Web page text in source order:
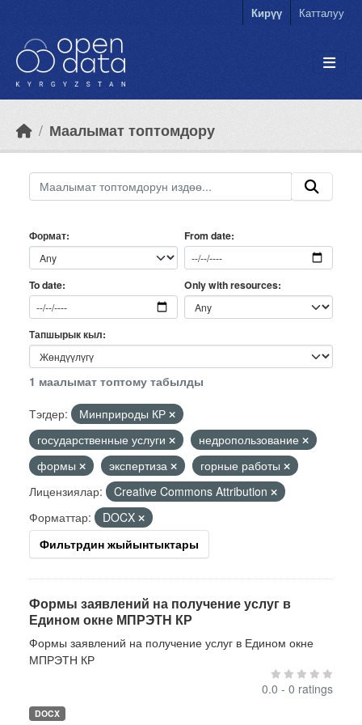
Кирүү Катталуу
Маалымат топтомдору
Формат From date
To date Only with resources
Тапшырык кыл
1 маалымат топтому табылды
Тэгдер:
Минприроды КР
государственные услуги
недропользование
формы
экспертиза
горные работы
Лицензиялар:
Creative Commons Attribution
Форматтар:
DOCX
Фильтрдин жыйынтыктары
Формы заявлений на получение услуг в
Едином окне МПРЭТН КР
Формы заявлений на получение услуг в Едином окне
МПРЭТН КР
0.0 - 0 ratings
DOCX